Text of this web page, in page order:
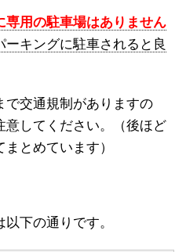
専用の駐車場はありません
キングに駐車されると良
で交通規制がありますの
意してください。（後ほど
とめています）
下の通りです。